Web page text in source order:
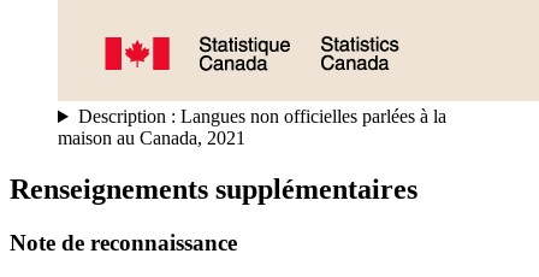
Description : Langues non officielles parlées à la
maison au Canada, 2021
Renseignements supplémentaires
Note de reconnaissance